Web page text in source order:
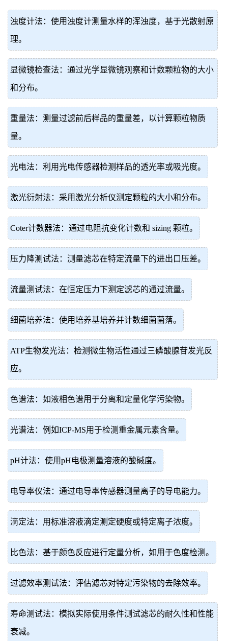
浊度计法：使用浊度计测量水样的浑浊度，基于光散射原
理。
显微镜检查法：通过光学显微镜观察和计数颗粒物的大小
和分布。
重量法：测量过滤前后样品的重量差，以计算颗粒物质
量。
光电法：利用光电传感器检测样品的透光率或吸光度。
激光衍射法：采用激光分析仪测定颗粒的大小和分布。
Coter计数器法：通过电阻抗变化计数和 sizing 颗粒。
压力降测试法：测量滤芯在特定流量下的进出口压差。
流量测试法：在恒定压力下测定滤芯的通过流量。
细菌培养法：使用培养基培养并计数细菌菌落。
ATP生物发光法：检测微生物活性通过三磷酸腺苷发光反
应。
色谱法：如液相色谱用于分离和定量化学污染物。
光谱法：例如ICP-MS用于检测重金属元素含量。
pH计法：使用pH电极测量溶液的酸碱度。
电导率仪法：通过电导率传感器测量离子的导电能力。
滴定法：用标准溶液滴定测定硬度或特定离子浓度。
比色法：基于颜色反应进行定量分析，如用于色度检测。
过滤效率测试法：评估滤芯对特定污染物的去除效率。
寿命测试法：模拟实际使用条件测试滤芯的耐久性和性能
衰减。